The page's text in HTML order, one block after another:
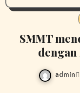
SMMT
admin